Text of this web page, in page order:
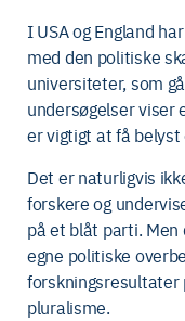
I USA og England
med den politiske
universiteter, som
undersøgelser viser
er vigtigt at få belyst
Det er naturligvis
forskere og
på et blåt parti.
egne politiske
forskningsresultater
pluralisme.